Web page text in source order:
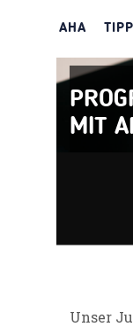
AHA
MIT
Unser